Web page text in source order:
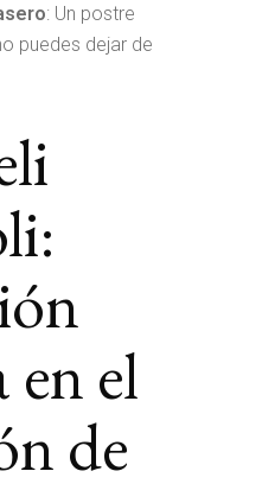
: Un postre
puedes dejar de
en el
de